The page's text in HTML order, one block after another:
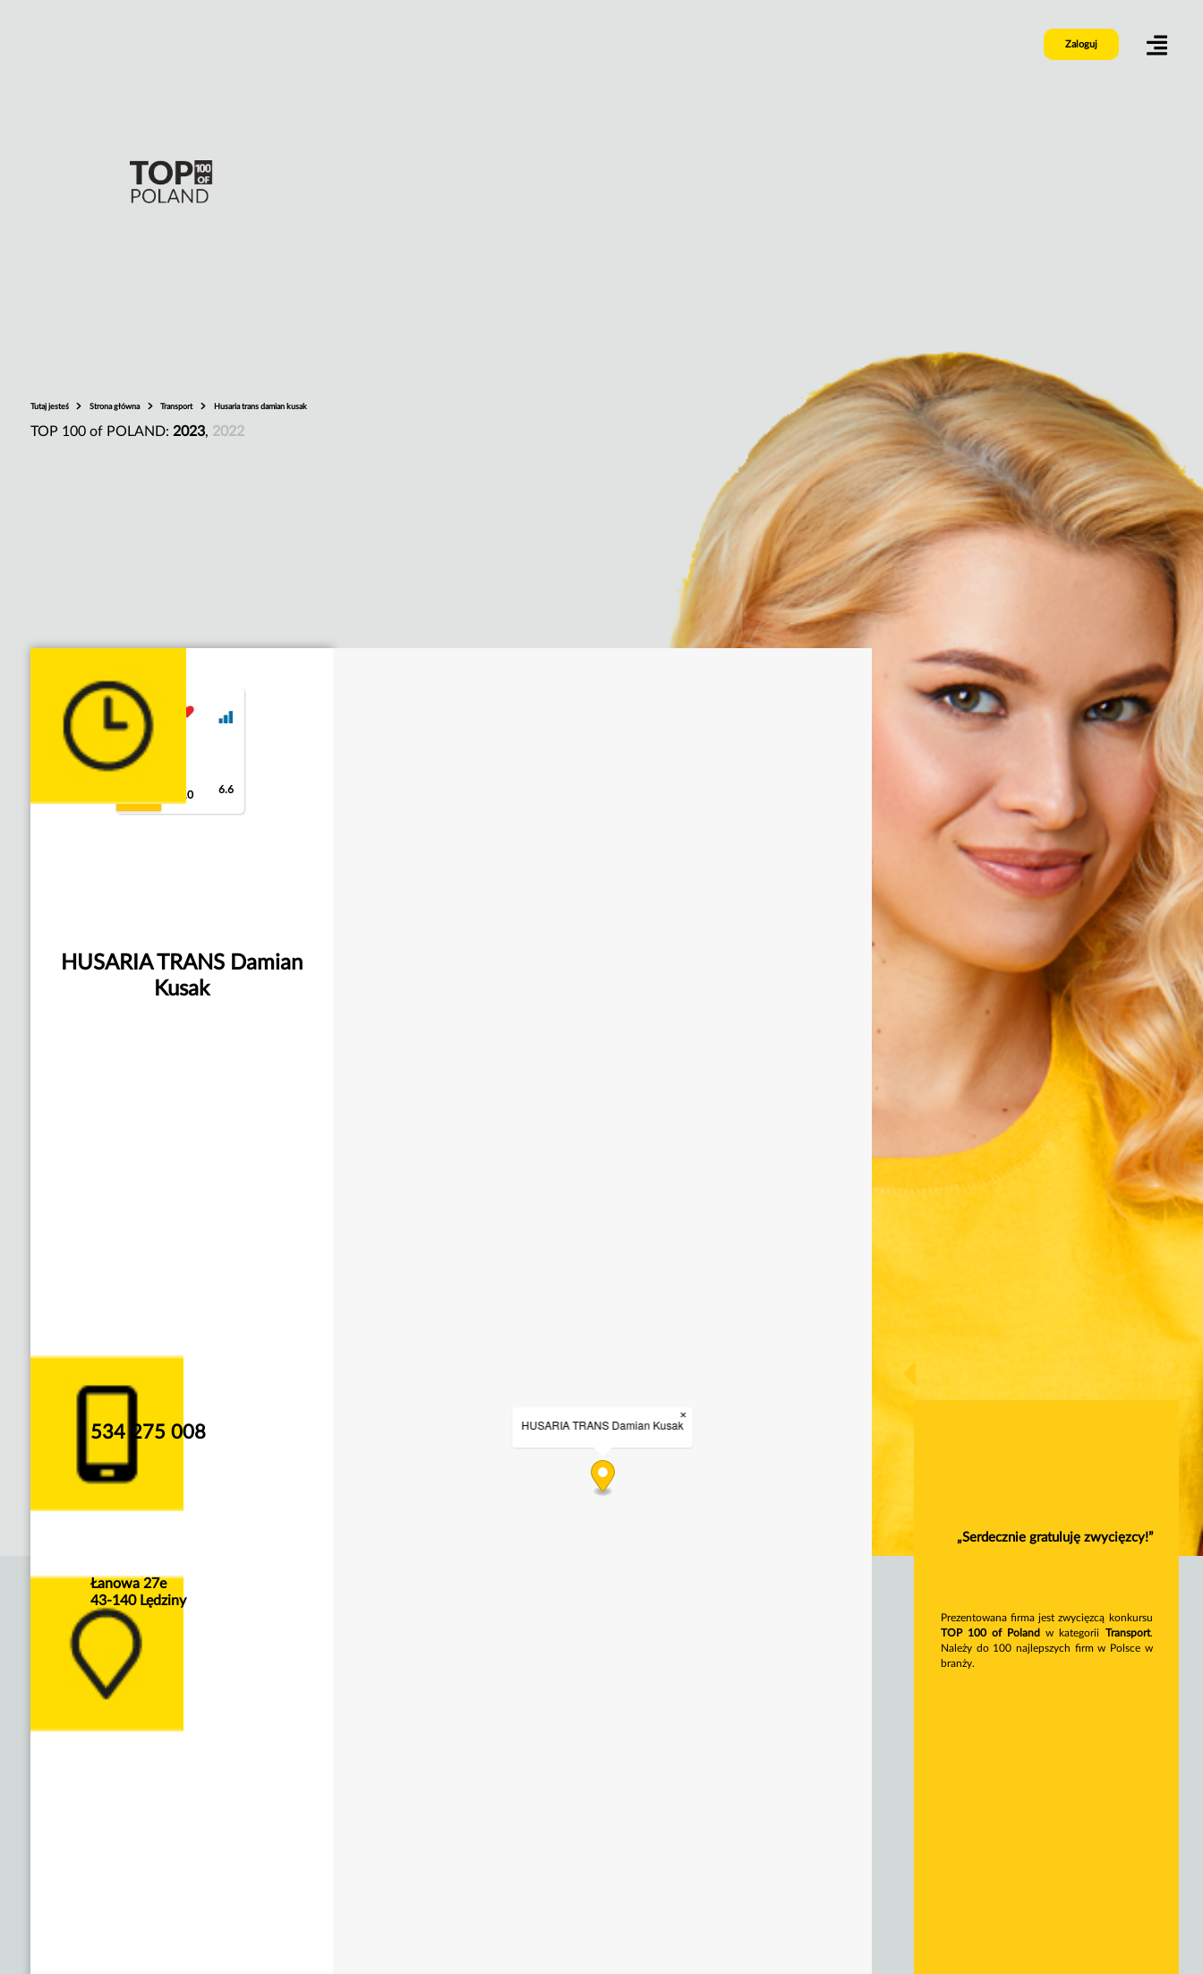
Zaloguj
Tutaj jesteś Strona główna Transport Husaria trans damian kusak
TOP 100 of POLAND: 2023, 2022
10 6.6
HUSARIA TRANS Damian
Kusak
534 275 008
Łanowa 27e
43-140 Lędziny
HUSARIA TRANS Damian Kusak
×
„Serdecznie gratuluję zwycięzcy!”
Prezentowana firma jest zwycięzcą konkursu
TOP 100 of Poland
w kategorii Transport.
Należy do 100 najlepszych firm w Polsce w
branży.